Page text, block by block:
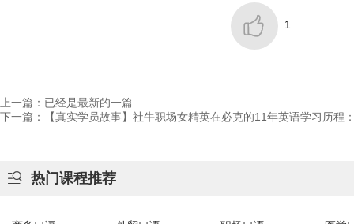
 1
上一篇：已经是最新的一篇
下一篇：【真实学员故事】社牛职场女精英在必克的11年英语学习历程
 热门课程推荐